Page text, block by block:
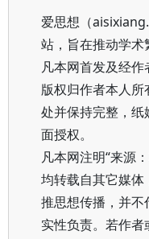
爱思想（
站，旨在推动学术
凡本网首发及经作
版权归作者本人
处并保持完整，
面授权。
凡本网注明“来源
均转载自其它媒
推思想传播，并
实性负责。若作